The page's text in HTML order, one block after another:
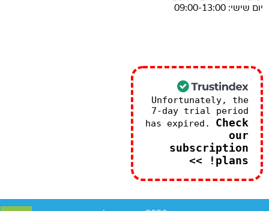
יום שישי: 09:00-13:00
Unfortunately, the
7-day trial period
has expired. Check
our
subscription
plans! >>